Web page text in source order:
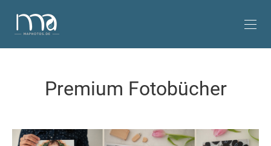
Premium Fotobücher